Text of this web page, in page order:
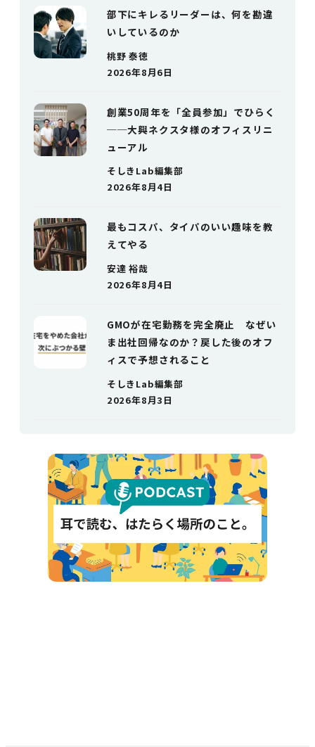
部下にキレるリーダーは、何を勘違
いしているのか
桃野 泰徳
2026年8月6日
創業50周年を「全員参加」でひらく
──大興ネクスタ様のオフィスリニ
ューアル
そしきLab編集部
2026年8月4日
最もコスパ、タイパのいい趣味を教
えてやる
安達 裕哉
2026年8月4日
GMOが在宅勤務を完全廃止 なぜい
ま出社回帰なのか？戻した後のオフ
ィスで予想されること
そしきLab編集部
2026年8月3日